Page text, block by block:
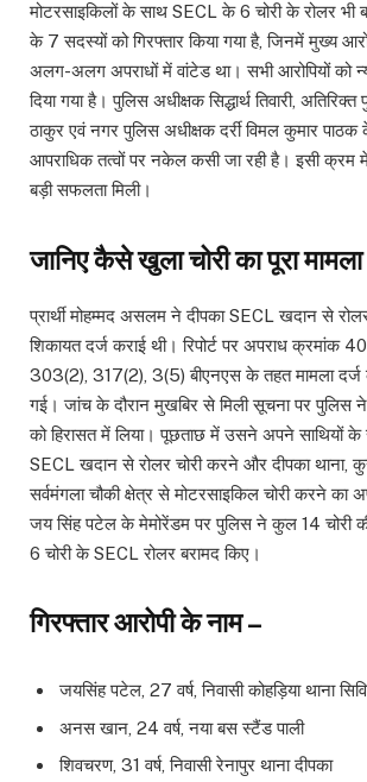
मोटरसाइकिलों के साथ SECL के 6 चोरी के रोलर भी
के 7 सदस्यों को गिरफ्तार किया गया है, जिनमें मुख्य
अलग-अलग अपराधों में वांटेड था। सभी आरोपियों को
दिया गया है। पुलिस अधीक्षक सिद्धार्थ तिवारी,
ठाकुर एवं नगर पुलिस अधीक्षक दर्री विमल कुमार पाठक
आपराधिक तत्वों पर नकेल कसी जा रही है। इसी क्रम
बड़ी सफलता मिली।
जानिए कैसे खुला चोरी का पूरा
प्रार्थी मोहम्मद असलम ने दीपका SECL खदान से
शिकायत दर्ज कराई थी। रिपोर्ट पर अपराध क्रमांक
303(2), 317(2), 3(5) बीएनएस के तहत मामला
गई। जांच के दौरान मुखबिर से मिली सूचना पर पुलिस
को हिरासत में लिया। पूछताछ में उसने अपने साथियों के
SECL खदान से रोलर चोरी करने और दीपका थाना,
सर्वमंगला चौकी क्षेत्र से मोटरसाइकिल चोरी करने का
जय सिंह पटेल के मेमोरेंडम पर पुलिस ने कुल 14 चोरी
6 चोरी के SECL रोलर बरामद किए।
गिरफ्तार आरोपी के नाम –
जयसिंह पटेल, 27 वर्ष, निवासी कोहड़िया थाना
अनस खान, 24 वर्ष, नया बस स्टैंड पाली
शिवचरण, 31 वर्ष, निवासी रेनापुर थाना दीपका